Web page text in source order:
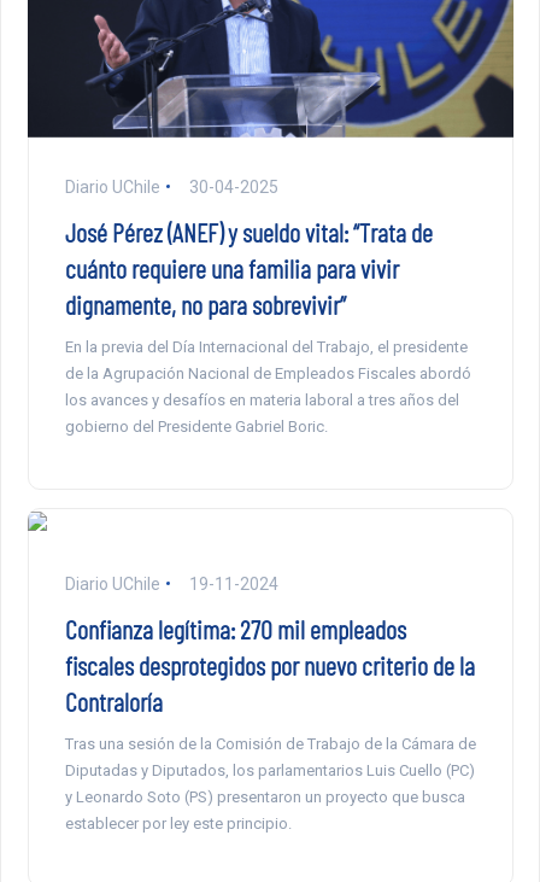
Diario UChile 30-04-2025
José Pérez (ANEF) y sueldo vital: “Trata de
cuánto requiere una familia para vivir
dignamente, no para sobrevivir”
En la previa del Día Internacional del Trabajo, el presidente
de la Agrupación Nacional de Empleados Fiscales abordó
los avances y desafíos en materia laboral a tres años del
gobierno del Presidente Gabriel Boric.
Diario UChile 19-11-2024
Confianza legítima: 270 mil empleados
fiscales desprotegidos por nuevo criterio de la
Contraloría
Tras una sesión de la Comisión de Trabajo de la Cámara de
Diputadas y Diputados, los parlamentarios Luis Cuello (PC)
y Leonardo Soto (PS) presentaron un proyecto que busca
establecer por ley este principio.